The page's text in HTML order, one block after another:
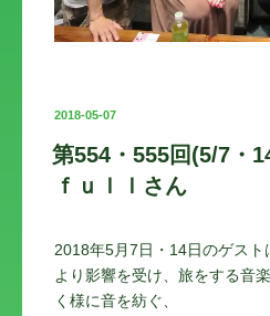
投
日:
2018-05-07
第554・555回(5/7・
ｆｕｌｌさん
2018年5月7日・14日のゲス
より影響を受け、旅をする音
く様に音を紡ぐ、